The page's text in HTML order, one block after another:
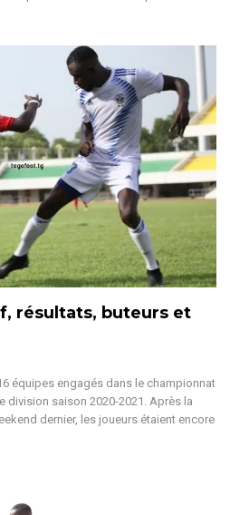
résultats, buteurs et
équipes engagés dans le championnat
division saison 2020-2021. Après la
dernier, les joueurs étaient encore